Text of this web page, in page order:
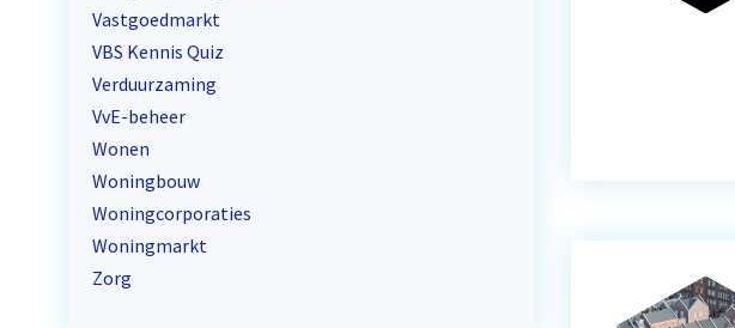
Vastgoedmarkt
VBS Kennis Quiz
Verduurzaming
VvE-beheer
Wonen
Woningbouw
Woningcorporaties
Woningmarkt
Zorg